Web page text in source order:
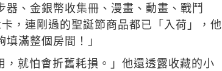
、金銀幣收集冊、漫畫、動畫、戰鬥
，連剛過的聖誕節商品都已「入荷」，他
滿整個房間！」
就怕會折舊耗損。」他還透露收藏的小